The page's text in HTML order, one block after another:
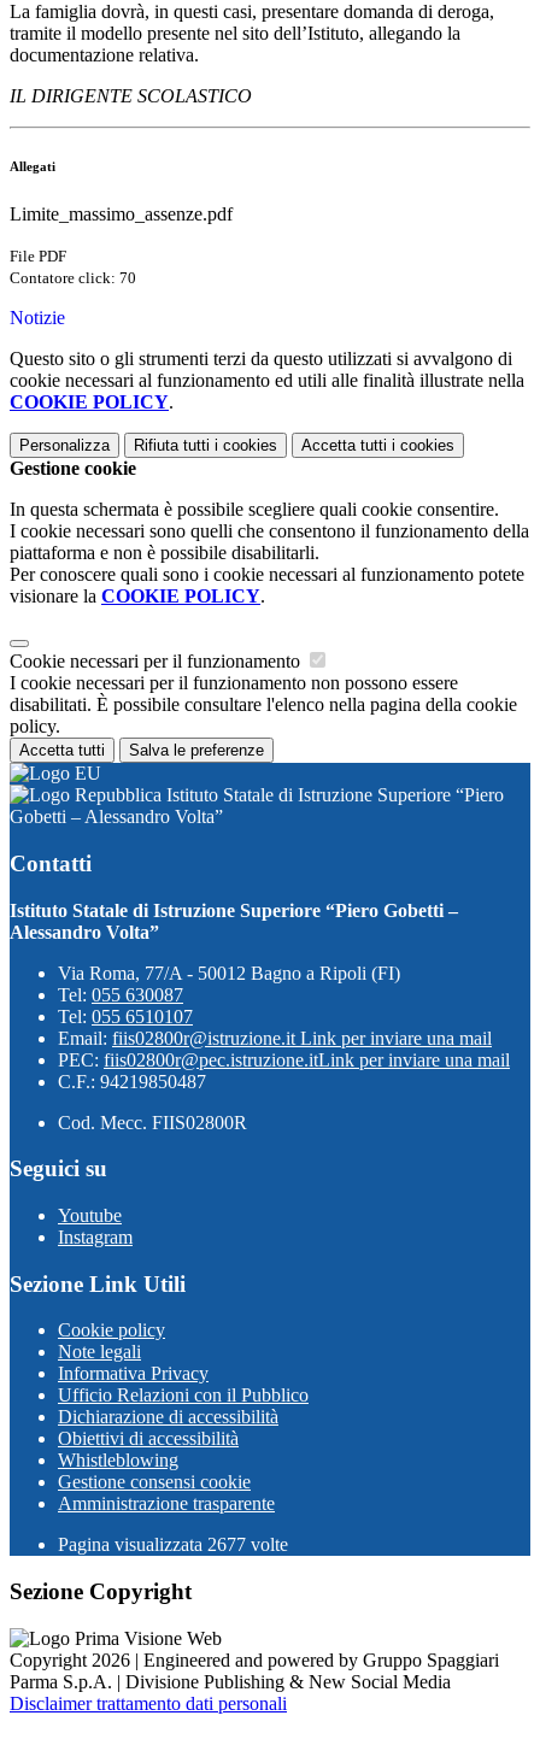
La famiglia dovrà, in questi casi, presentare domanda di deroga,
tramite il modello presente nel sito dell’Istituto, allegando la
documentazione relativa.
IL DIRIGENTE SCOLASTICO
Allegati
Limite_massimo_assenze.pdf
File PDF
Contatore click: 70
Notizie
Questo sito o gli strumenti terzi da questo utilizzati si avvalgono di
cookie necessari al funzionamento ed utili alle finalità illustrate nella
COOKIE POLICY.
Personalizza Rifiuta tutti i cookies Accetta tutti i cookies
Gestione cookie
In questa schermata è possibile scegliere quali cookie consentire.
I cookie necessari sono quelli che consentono il funzionamento della
piattaforma e non è possibile disabilitarli.
Per conoscere quali sono i cookie necessari al funzionamento potete
visionare la COOKIE POLICY.
Cookie necessari per il funzionamento
I cookie necessari per il funzionamento non possono essere
disabilitati. È possibile consultare l'elenco nella pagina della cookie
policy.
Accetta tutti Salva le preferenze
Istituto Statale di Istruzione Superiore “Piero
Gobetti – Alessandro Volta”
Contatti
Istituto Statale di Istruzione Superiore “Piero Gobetti –
Alessandro Volta”
Via Roma, 77/A - 50012 Bagno a Ripoli (FI)
Tel: 055 630087
Tel: 055 6510107
Email: fiis02800r@istruzione.it Link per inviare una mail
PEC: fiis02800r@pec.istruzione.itLink per inviare una mail
C.F.: 94219850487
Cod. Mecc. FIIS02800R
Seguici su
Youtube
Instagram
Sezione Link Utili
Cookie policy
Note legali
Informativa Privacy
Ufficio Relazioni con il Pubblico
Dichiarazione di accessibilità
Obiettivi di accessibilità
Whistleblowing
Gestione consensi cookie
Amministrazione trasparente
Pagina visualizzata 2677 volte
Sezione Copyright
Copyright 2026 | Engineered and powered by Gruppo Spaggiari
Parma S.p.A. | Divisione Publishing & New Social Media
Disclaimer trattamento dati personali